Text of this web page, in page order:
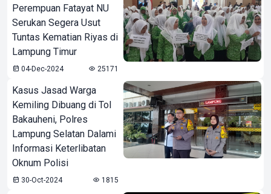
Perempuan Fatayat NU
Serukan Segera Usut
Tuntas Kematian Riyas di
Lampung Timur
04-Dec-2024 25171
Kasus Jasad Warga
Kemiling Dibuang di Tol
Bakauheni, Polres
Lampung Selatan Dalami
Informasi Keterlibatan
Oknum Polisi
30-Oct-2024 1815